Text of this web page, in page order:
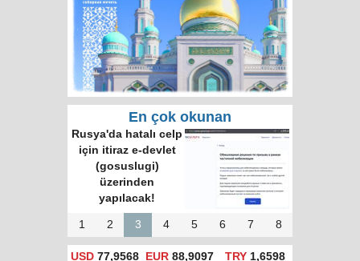
En çok okunan
Rusya'da hatalı celp
için itiraz e-devlet
(gosuslugi)
üzerinden
yapılacak!
1 2 3 4 5 6 7 8
USD 77,9568 EUR 88,9097 TRY1,6598